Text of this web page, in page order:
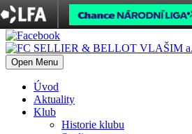
Open Menu
Úvod
Aktuality
Klub
Historie klubu